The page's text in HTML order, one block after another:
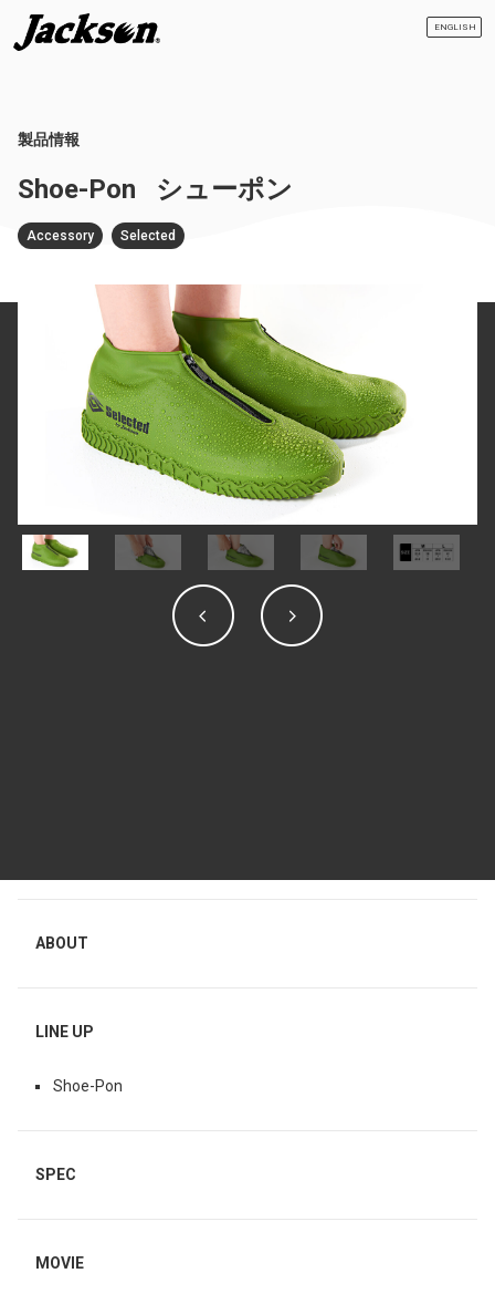
ENGLISH
製品情報
Shoe-Pon シューポン
Accessory Selected
ABOUT
LINE UP
Shoe-Pon
SPEC
MOVIE